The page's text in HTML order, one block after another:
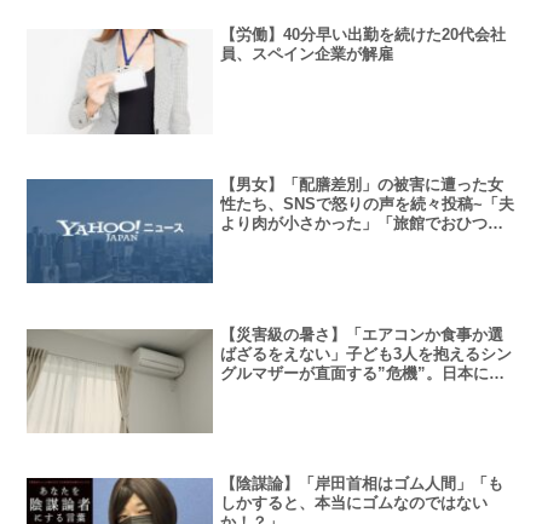
【労働】40分早い出勤を続けた20代会社
員、スペイン企業が解雇
【男女】「配膳差別」の被害に遭った女
性たち、SNSで怒りの声を続々投稿~「夫
より肉が小さかった」「旅館でおひつを
【災害級の暑さ】「エアコンか食事か選
ばざるをえない」子ども3人を抱えるシン
グルマザーが直面する”危機”。日本にも
【陰謀論】「岸田首相はゴム人間」「も
しかすると、本当にゴムなのではない